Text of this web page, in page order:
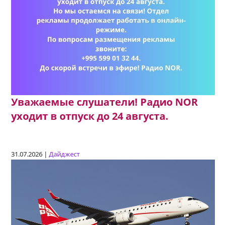
Уважаемые слушатели! Радио NOR
уходит в отпуск до 24 августа.
31.07.2026 |Дайджест